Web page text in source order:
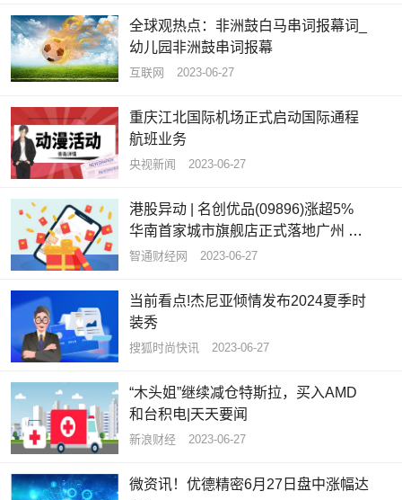
全球观热点：非洲鼓白马串词报幕词_
幼儿园非洲鼓串词报幕
互联网 2023-06-27
重庆江北国际机场正式启动国际通程
航班业务
央视新闻 2023-06-27
港股异动 | 名创优品(09896)涨超5%
华南首家城市旗舰店正式落地广州 开
业当天销售额超13万元
智通财经网 2023-06-27
当前看点!杰尼亚倾情发布2024夏季时
装秀
搜狐时尚快讯 2023-06-27
“木头姐”继续减仓特斯拉，买入AMD
和台积电|天天要闻
新浪财经 2023-06-27
微资讯！优德精密6月27日盘中涨幅达